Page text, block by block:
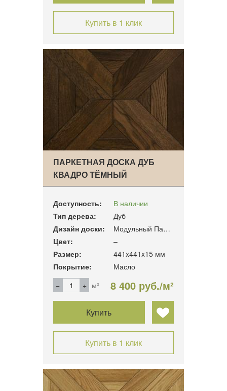
Купить в 1 клик
ПАРКЕТНАЯ ДОСКА ДУБ
КВАДРО ТЁМНЫЙ
Доступность:
В наличии
Тип дерева:
Дуб
Дизайн доски:
Модульный Паркет
Цвет:
–
Размер:
441x441x15 мм
Покрытие:
Масло
м²
8 400 руб./м²
Купить
Купить в 1 клик